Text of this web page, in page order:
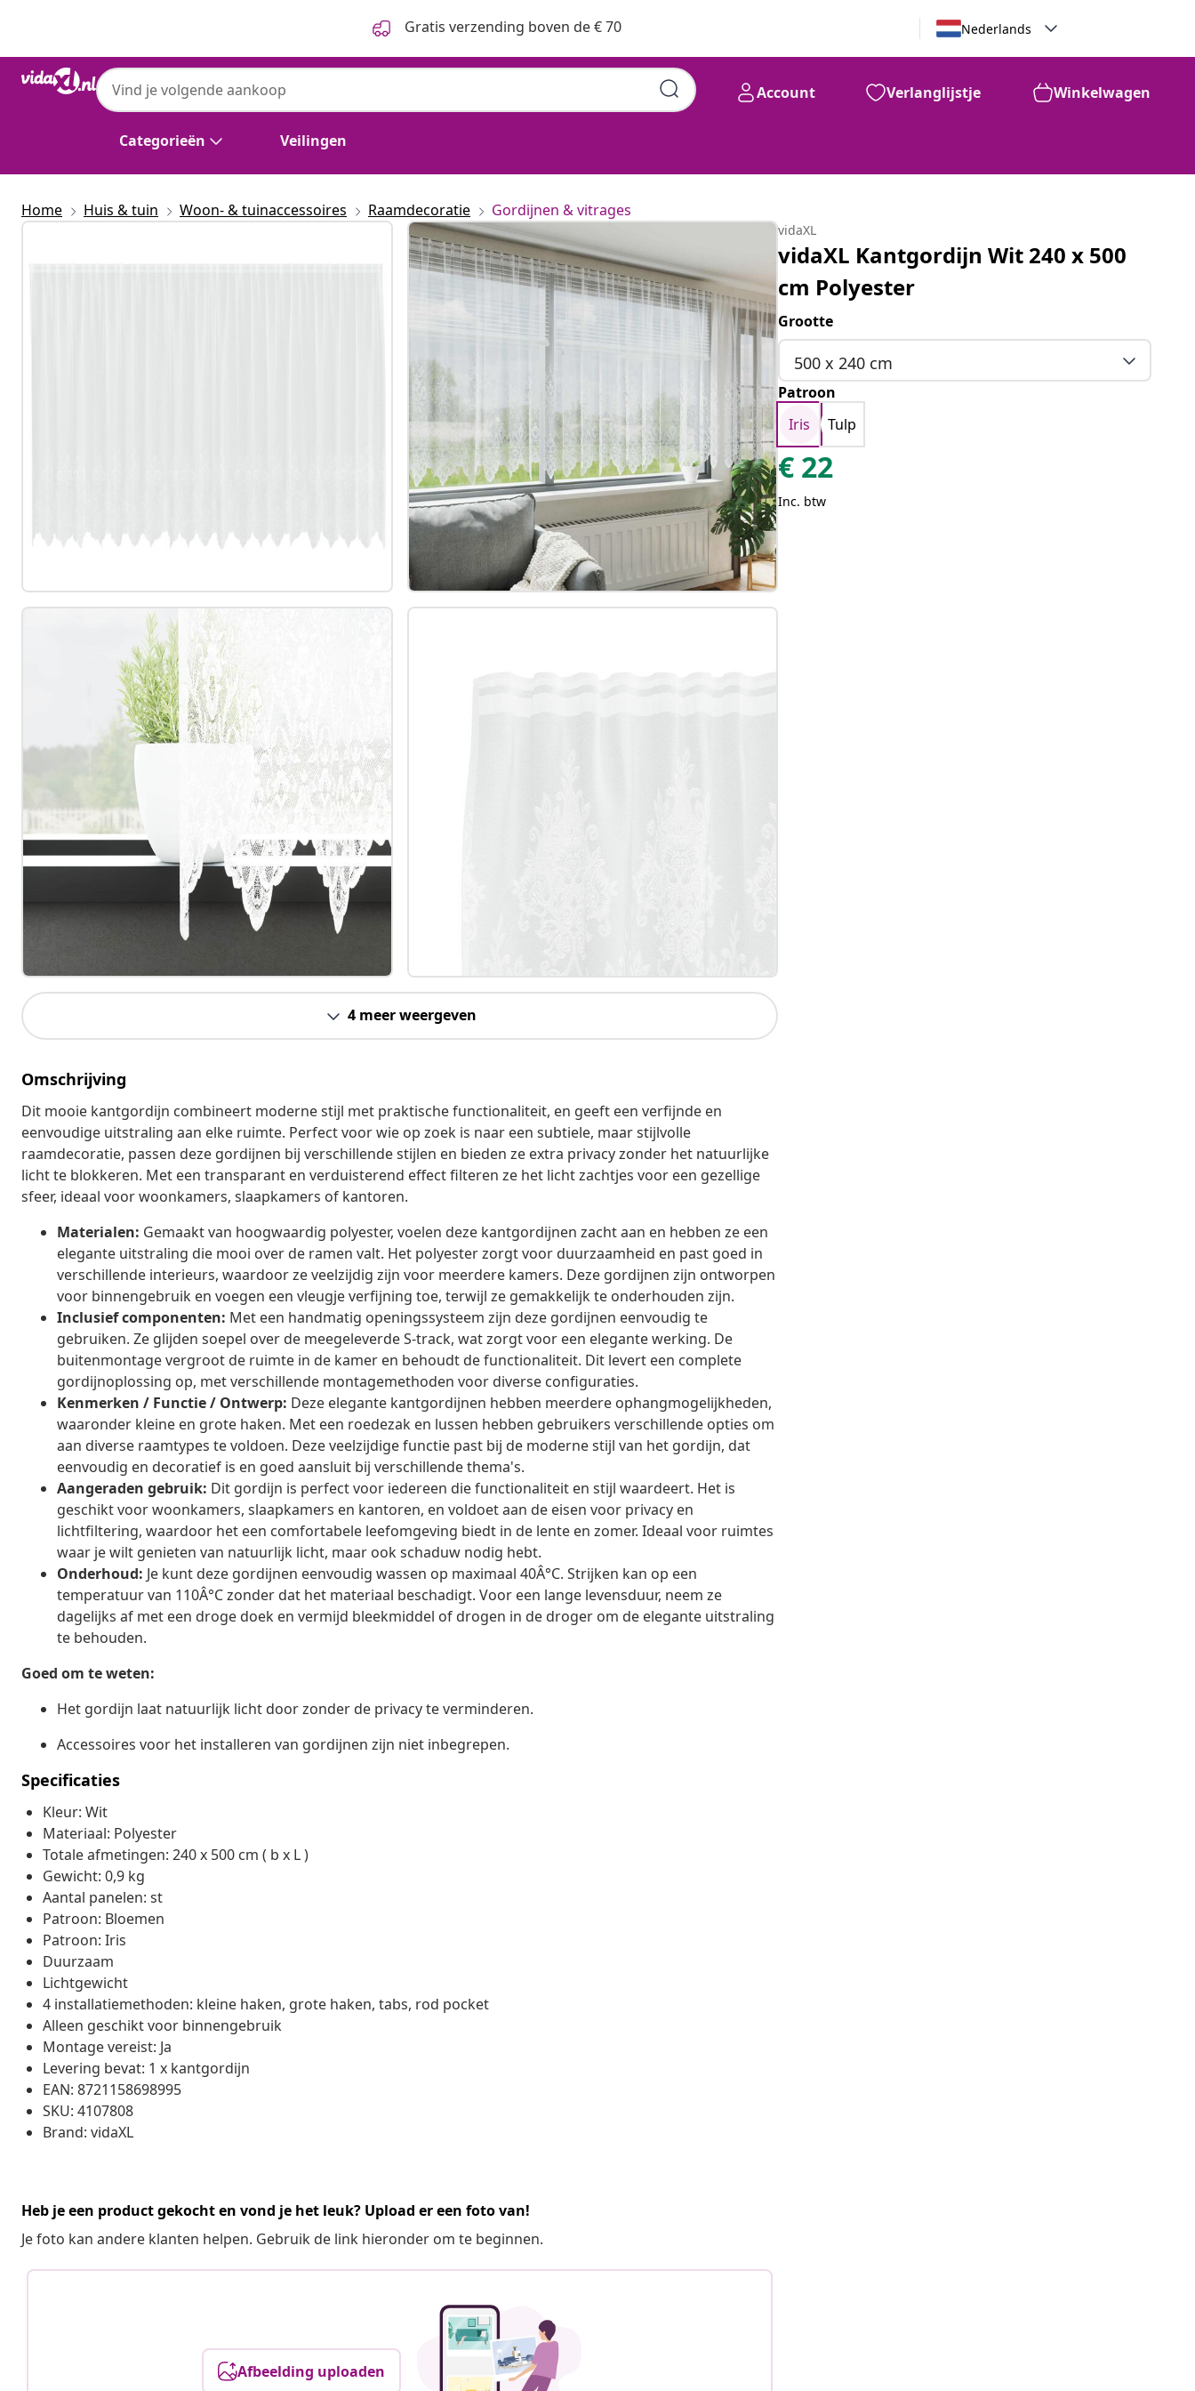
Gratis verzending boven de € 70 Nederlands
Categorieën Veilingen
Account Verlanglijstje Winkelwagen
Home Huis & tuin Woon- & tuinaccessoires Raamdecoratie Gordijnen & vitrages
4 meer weergeven
Omschrijving
Dit mooie kantgordijn combineert moderne stijl met praktische functionaliteit, en geeft een verfijnde en
eenvoudige uitstraling aan elke ruimte. Perfect voor wie op zoek is naar een subtiele, maar stijlvolle
raamdecoratie, passen deze gordijnen bij verschillende stijlen en bieden ze extra privacy zonder het natuurlijke
licht te blokkeren. Met een transparant en verduisterend effect filteren ze het licht zachtjes voor een gezellige
sfeer, ideaal voor woonkamers, slaapkamers of kantoren.
Materialen: Gemaakt van hoogwaardig polyester, voelen deze kantgordijnen zacht aan en hebben ze een
elegante uitstraling die mooi over de ramen valt. Het polyester zorgt voor duurzaamheid en past goed in
verschillende interieurs, waardoor ze veelzijdig zijn voor meerdere kamers. Deze gordijnen zijn ontworpen
voor binnengebruik en voegen een vleugje verfijning toe, terwijl ze gemakkelijk te onderhouden zijn.
Inclusief componenten: Met een handmatig openingssysteem zijn deze gordijnen eenvoudig te
gebruiken. Ze glijden soepel over de meegeleverde S-track, wat zorgt voor een elegante werking. De
buitenmontage vergroot de ruimte in de kamer en behoudt de functionaliteit. Dit levert een complete
gordijnoplossing op, met verschillende montagemethoden voor diverse configuraties.
Kenmerken / Functie / Ontwerp: Deze elegante kantgordijnen hebben meerdere ophangmogelijkheden,
waaronder kleine en grote haken. Met een roedezak en lussen hebben gebruikers verschillende opties om
aan diverse raamtypes te voldoen. Deze veelzijdige functie past bij de moderne stijl van het gordijn, dat
eenvoudig en decoratief is en goed aansluit bij verschillende thema's.
Aangeraden gebruik: Dit gordijn is perfect voor iedereen die functionaliteit en stijl waardeert. Het is
geschikt voor woonkamers, slaapkamers en kantoren, en voldoet aan de eisen voor privacy en
lichtfiltering, waardoor het een comfortabele leefomgeving biedt in de lente en zomer. Ideaal voor ruimtes
waar je wilt genieten van natuurlijk licht, maar ook schaduw nodig hebt.
Onderhoud: Je kunt deze gordijnen eenvoudig wassen op maximaal 40Â°C. Strijken kan op een
temperatuur van 110Â°C zonder dat het materiaal beschadigt. Voor een lange levensduur, neem ze
dagelijks af met een droge doek en vermijd bleekmiddel of drogen in de droger om de elegante uitstraling
te behouden.
Goed om te weten:
Het gordijn laat natuurlijk licht door zonder de privacy te verminderen.
Accessoires voor het installeren van gordijnen zijn niet inbegrepen.
Specificaties
Kleur: Wit
Materiaal: Polyester
Totale afmetingen: 240 x 500 cm ( b x L )
Gewicht: 0,9 kg
Aantal panelen: st
Patroon: Bloemen
Patroon: Iris
Duurzaam
Lichtgewicht
4 installatiemethoden: kleine haken, grote haken, tabs, rod pocket
Alleen geschikt voor binnengebruik
Montage vereist: Ja
Levering bevat: 1 x kantgordijn
EAN: 8721158698995
SKU: 4107808
Brand: vidaXL
Heb je een product gekocht en vond je het leuk? Upload er een foto van!
Je foto kan andere klanten helpen. Gebruik de link hieronder om te beginnen.
Afbeelding uploaden
vidaXL
vidaXL Kantgordijn Wit 240 x 500
cm Polyester
Grootte
500 x 240 cm
Patroon
Iris
Tulp
€ 22
Inc. btw